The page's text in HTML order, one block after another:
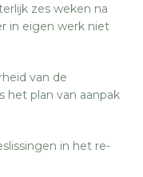
zes weken na
in eigen werk niet
van de
het plan van aanpak
in het re-